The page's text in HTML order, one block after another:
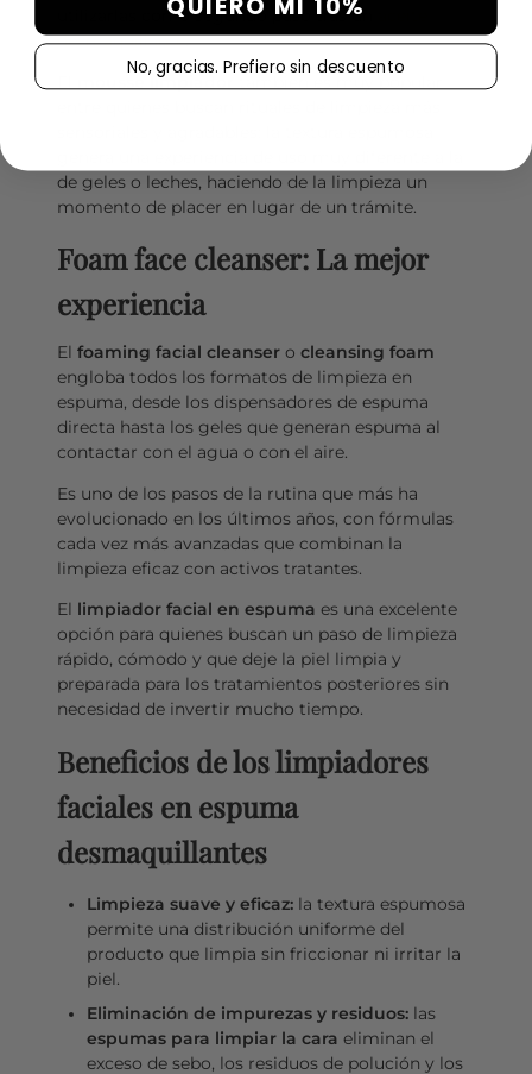
utilizarlas como segundo paso tras un
desmaquillante.
mousse limpiador
de geles o leches, haciendo de la limpieza un
momento de placer en lugar de un trámite.
Foam face cleanser: La mejor
experiencia
El foaming facial cleansero cleansing foam
engloba todos los formatos de limpieza en
espuma, desde los dispensadores de espuma
directa hasta los geles que generan espuma al
contactar con el agua o con el aire.
Es uno de los pasos de la rutina que más ha
evolucionado en los últimos años, con fórmulas
cada vez más avanzadas que combinan la
limpieza eficaz con activos tratantes.
El limpiador facial en espuma es una excelente
opción para quienes buscan un paso de limpieza
rápido, cómodo y que deje la piel limpia y
preparada para los tratamientos posteriores sin
necesidad de invertir mucho tiempo.
Beneficios de los limpiadores
faciales en espuma
desmaquillantes
Limpieza suave y eficaz:la textura espumosa
permite una distribución uniforme del
producto que limpia sin friccionar ni irritar la
piel.
Eliminación de impurezas y residuos:las
espumas para limpiar la cara eliminan el
exceso de sebo, los residuos de polución y los
No, gracias. Prefiero sin descuento